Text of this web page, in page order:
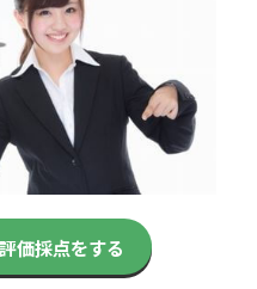
価採点をする